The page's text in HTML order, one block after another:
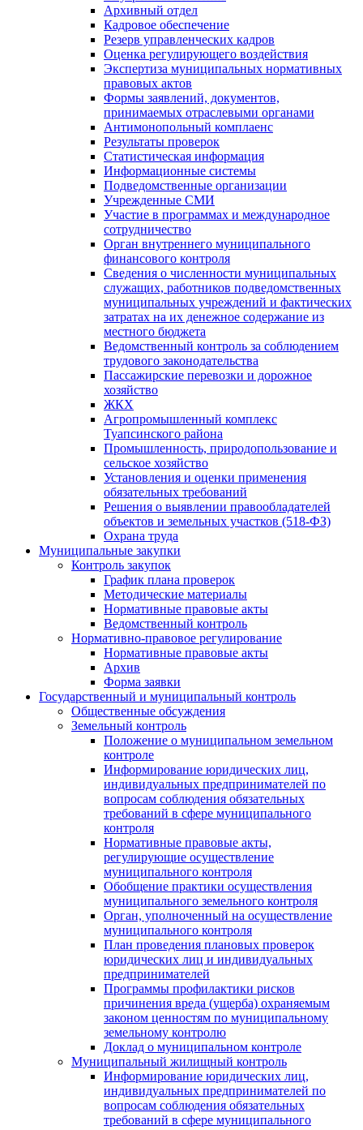
Архивный отдел
Кадровое обеспечение
Резерв управленческих кадров
Оценка регулирующего воздействия
Экспертиза муниципальных нормативных
правовых актов
Формы заявлений, документов,
принимаемых отраслевыми органами
Антимонопольный комплаенс
Результаты проверок
Статистическая информация
Информационные системы
Подведомственные организации
Учрежденные СМИ
Участие в программах и международное
сотрудничество
Орган внутреннего муниципального
финансового контроля
Сведения о численности муниципальных
служащих, работников подведомственных
муниципальных учреждений и фактических
затратах на их денежное содержание из
местного бюджета
Ведомственный контроль за соблюдением
трудового законодательства
Пассажирские перевозки и дорожное
хозяйство
ЖКХ
Агропромышленный комплекс
Туапсинского района
Промышленность, природопользование и
сельское хозяйство
Установления и оценки применения
обязательных требований
Решения о выявлении правообладателей
объектов и земельных участков (518-ФЗ)
Охрана труда
Муниципальные закупки
Контроль закупок
График плана проверок
Методические материалы
Нормативные правовые акты
Ведомственный контроль
Нормативно-правовое регулирование
Нормативные правовые акты
Архив
Форма заявки
Государственный и муниципальный контроль
Общественные обсуждения
Земельный контроль
Положение о муниципальном земельном
контроле
Информирование юридических лиц,
индивидуальных предпринимателей по
вопросам соблюдения обязательных
требований в сфере муниципального
контроля
Нормативные правовые акты,
регулирующие осуществление
муниципального контроля
Обобщение практики осуществления
муниципального земельного контроля
Орган, уполноченный на осуществление
муниципального контроля
План проведения плановых проверок
юридических лиц и индивидуальных
предпринимателей
Программы профилактики рисков
причинения вреда (ущерба) охраняемым
законом ценностям по муниципальному
земельному контролю
Доклад о муниципальном контроле
Муниципальный жилищный контроль
Информирование юридических лиц,
индивидуальных предпринимателей по
вопросам соблюдения обязательных
требований в сфере муниципального